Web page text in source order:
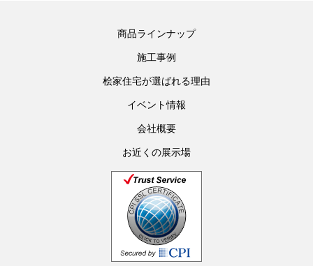
商品ラインナップ
施工事例
桧家住宅が選ばれる理由
イベント情報
会社概要
お近くの展示場